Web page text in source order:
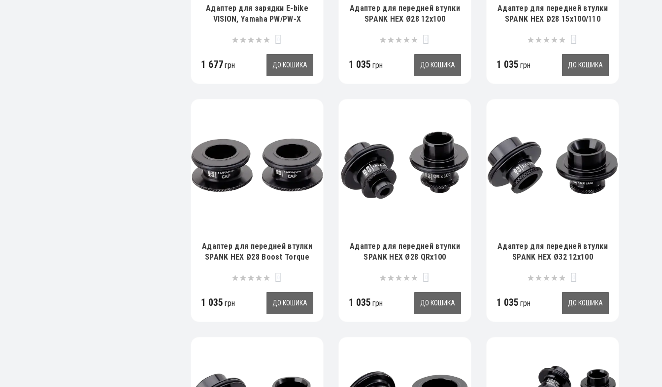
Адаптер для зарядки E-bike
VISION, Yamaha PW/PW-X
1 677грн ДО КОШИКА
Адаптер для передней втулки
SPANK HEX Ø28 12x100
1 035 грн ДО КОШИКА
Адаптер для передней втулки
SPANK HEX Ø28 15x100/110
1 035 грн ДО КОШИКА
Адаптер для передней втулки
SPANK HEX Ø28 Boost Torque
1 035 грн ДО КОШИКА
Адаптер для передней втулки
SPANK HEX Ø28 QRx100
1 035 грн ДО КОШИКА
Адаптер для передней втулки
SPANK HEX Ø32 12x100
1 035 грн ДО КОШИКА